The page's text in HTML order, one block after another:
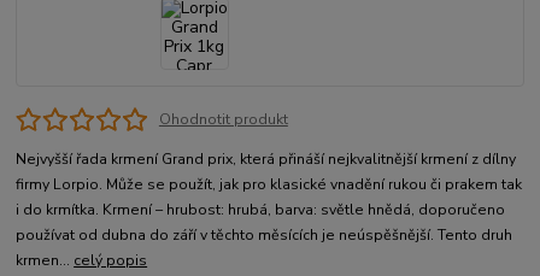
Ohodnotit produkt
Nejvyšší řada krmení Grand prix, která přináší nejkvalitnější krmení z dílny
firmy Lorpio. Může se použít, jak pro klasické vnadění rukou či prakem tak
i do krmítka. Krmení – hrubost: hrubá, barva: světle hnědá, doporučeno
používat od dubna do září v těchto měsících je neúspěšnější. Tento druh
krmen... celý popis